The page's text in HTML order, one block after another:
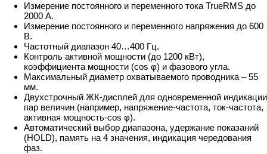
Измерение постоянного и переменного тока TrueRMS до
2000 А.
Измерение постоянного и переменного напряжения до 600
В.
Частотный диапазон 40…400 Гц.
Контроль активной мощности (до 1200 кВт),
коэффициента мощности (cos φ) и фазового угла.
Максимальный диаметр охватываемого проводника – 55
мм.
Двухстрочный ЖК-дисплей для одновременной индикации
пар величин (например, напряжение-частота, ток-частота,
активная мощность-cos φ).
Автоматический выбор диапазона, удержание показаний
(HOLD), память на 4 значения, индикация чередования
фаз.